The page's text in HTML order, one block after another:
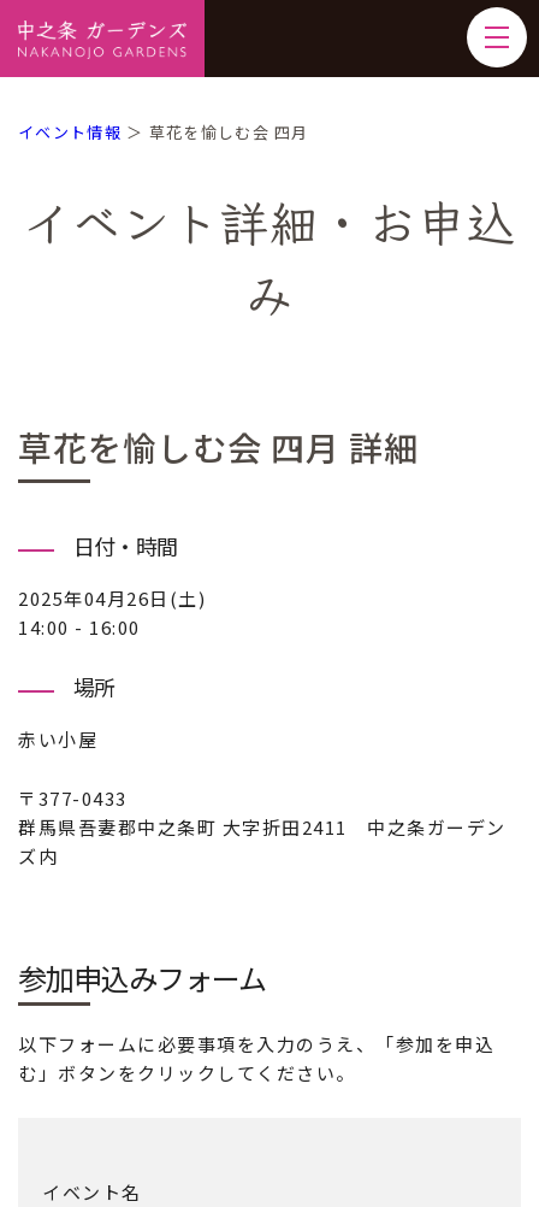
イベント情報 ＞ 草花を愉しむ会 四月
イベント詳細・お申込
み
草花を愉しむ会 四月 詳細
日付・時間
2025年04月26日(土)
14:00 - 16:00
場所
赤い小屋
〒377-0433
群馬県吾妻郡中之条町 大字折田2411 中之条ガーデン
ズ内
参加申込みフォーム
以下フォームに必要事項を入力のうえ、「参加を申込
む」ボタンをクリックしてください。
イベント名